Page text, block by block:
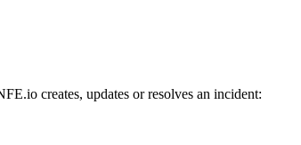
creates, updates or resolves an incident: